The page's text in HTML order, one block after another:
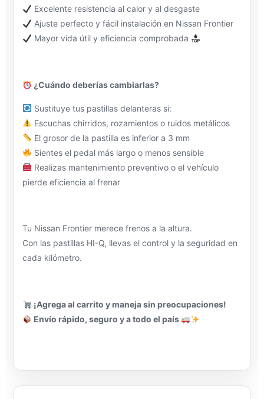
Excelente resistencia al calor y al desgaste
Ajuste perfecto y fácil instalación en Nissan Frontier
Mayor vida útil y eficiencia comprobada
¿Cuándo deberías cambiarlas?
Sustituye tus pastillas delanteras si:
Escuchas chirridos, rozamientos o ruidos metálicos
El grosor de la pastilla es inferior a 3 mm
Sientes el pedal más largo o menos sensible
Realizas mantenimiento preventivo o el vehículo
pierde eficiencia al frenar
Tu Nissan Frontier merece frenos a la altura.
Con las pastillas HI-Q, llevas el control y la seguridad en
cada kilómetro.
¡Agrega al carrito y maneja sin preocupaciones!
Envío rápido, seguro y a todo el país